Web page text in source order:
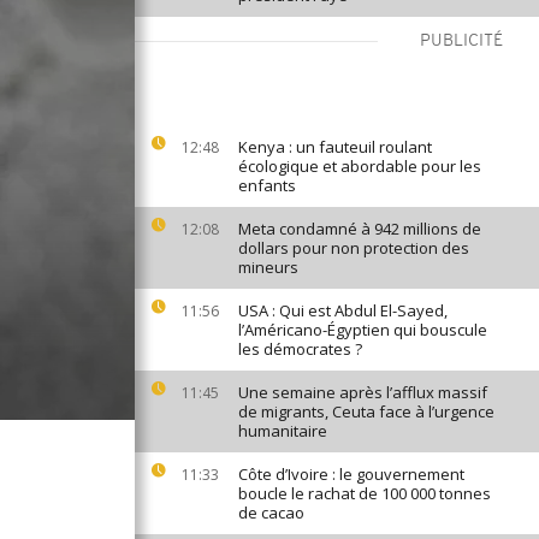
PUBLICITÉ
12:48
Kenya : un fauteuil roulant
écologique et abordable pour les
enfants
12:08
Meta condamné à 942 millions de
dollars pour non protection des
mineurs
11:56
USA : Qui est Abdul El-Sayed,
l’Américano-Égyptien qui bouscule
les démocrates ?
11:45
Une semaine après l’afflux massif
de migrants, Ceuta face à l’urgence
humanitaire
11:33
Côte d’Ivoire : le gouvernement
boucle le rachat de 100 000 tonnes
de cacao